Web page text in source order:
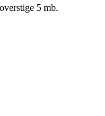
5 mb.